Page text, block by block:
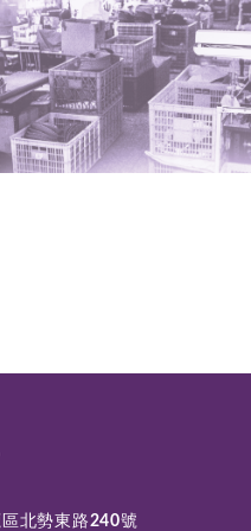
北勢東路240號